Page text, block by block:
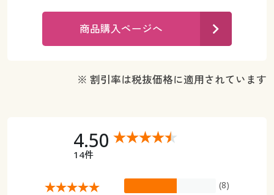
ご利用ガイド
マイページ
閲覧履歴
ご利用ガイド
商品購入ページへ
※ 割引率は税抜価格に適用されています
4.50
14件
(8)